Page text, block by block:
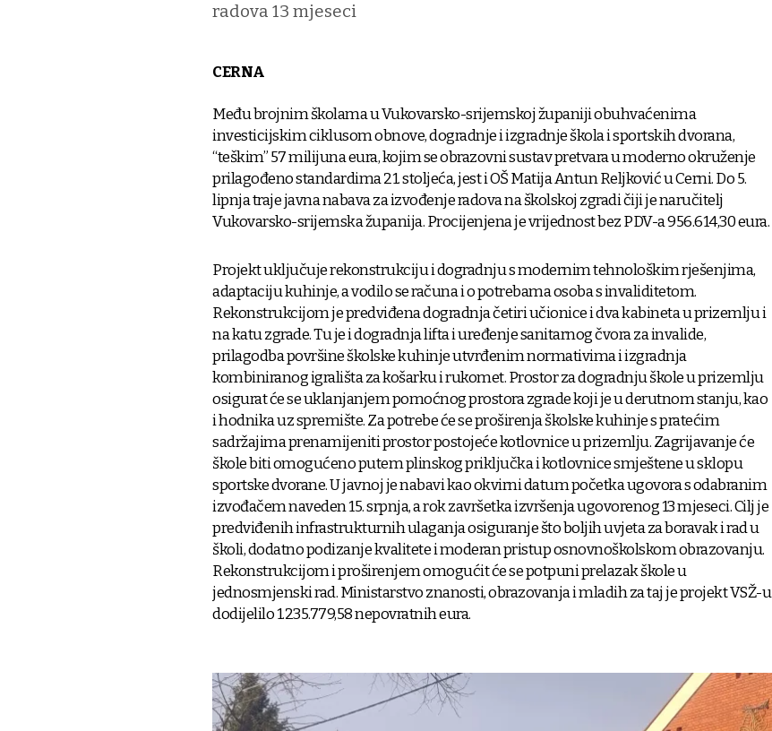
radova 13 mjeseci
CERNA
Među brojnim školama u Vukovarsko-srijemskoj županiji obuhvaćenima
investicijskim ciklusom obnove, dogradnje i izgradnje škola i sportskih dvorana,
“teškim” 57 milijuna eura, kojim se obrazovni sustav pretvara u moderno okruženje
prilagođeno standardima 21. stoljeća, jest i OŠ Matija Antun Reljković u Cerni. Do 5.
lipnja traje javna nabava za izvođenje radova na školskoj zgradi čiji je naručitelj
Vukovarsko-srijemska županija. Procijenjena je vrijednost bez PDV-a 956.614,30 eura.
Projekt uključuje rekonstrukciju i dogradnju s modernim tehnološkim rješenjima,
adaptaciju kuhinje, a vodilo se računa i o potrebama osoba s invaliditetom.
Rekonstrukcijom je predviđena dogradnja četiri učionice i dva kabineta u prizemlju i
na katu zgrade. Tu je i dogradnja lifta i uređenje sanitarnog čvora za invalide,
prilagodba površine školske kuhinje utvrđenim normativima i izgradnja
kombiniranog igrališta za košarku i rukomet. Prostor za dogradnju škole u prizemlju
osigurat će se uklanjanjem pomoćnog prostora zgrade koji je u derutnom stanju, kao
i hodnika uz spremište. Za potrebe će se proširenja školske kuhinje s pratećim
sadržajima prenamijeniti prostor postojeće kotlovnice u prizemlju. Zagrijavanje će
škole biti omogućeno putem plinskog priključka i kotlovnice smještene u sklopu
sportske dvorane. U javnoj je nabavi kao okvirni datum početka ugovora s odabranim
izvođačem naveden 15. srpnja, a rok završetka izvršenja ugovorenog 13 mjeseci. Cilj je
predviđenih infrastrukturnih ulaganja osiguranje što boljih uvjeta za boravak i rad u
školi, dodatno podizanje kvalitete i moderan pristup osnovnoškolskom obrazovanju.
Rekonstrukcijom i proširenjem omogućit će se potpuni prelazak škole u
jednosmjenski rad. Ministarstvo znanosti, obrazovanja i mladih za taj je projekt VSŽ-u
dodijelilo 1.235.779,58 nepovratnih eura.